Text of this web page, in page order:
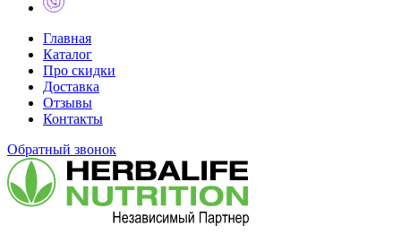
Главная
Каталог
Про скидки
Доставка
Отзывы
Контакты
Обратный звонок